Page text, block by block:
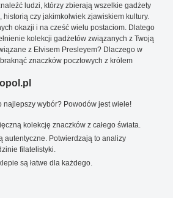
ludzi, którzy zbierają wszelkie gadżety
historią czy jakimkolwiek zjawiskiem kultury.
okazji i na cześć wielu postaciom. Dlatego
kolekcji gadżetów związanych z Twoją
z Elvisem Presleyem? Dlaczego w
znaczków pocztowych z królem
najlepszy wybór? Powodów jest wiele!
kolekcję znaczków z całego świata.
autentyczne. Potwierdzają to analizy
filatelistyki.
są łatwe dla każdego.